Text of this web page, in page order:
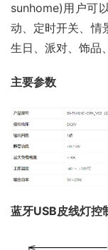
sunhome)用户可
动、定时开关、情
生日、派对、饰品
主要参数
蓝牙USB皮线灯控